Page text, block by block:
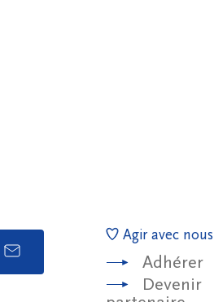
Agir avec nous
Adhérer
Devenir